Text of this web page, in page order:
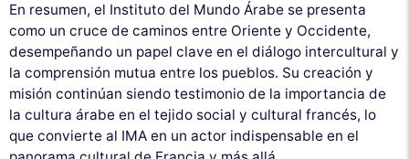
En resumen, el Instituto del Mundo Árabe se presenta
como un cruce de caminos entre Oriente y Occidente,
desempeñando un papel clave en el diálogo intercultural y
la comprensión mutua entre los pueblos. Su creación y
misión continúan siendo testimonio de la importancia de
la cultura árabe en el tejido social y cultural francés, lo
que convierte al IMA en un actor indispensable en el